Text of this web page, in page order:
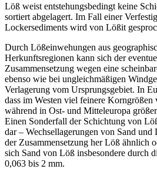
Löß weist entstehungsbedingt keine
sortiert abgelagert. Im Fall einer
Lockersediments wird von Lößit
Durch Lößeinwehungen aus
Herkunftsregionen kann sich der
Zusammensetzung wegen eine
ebenso wie bei ungleichmäßigen
Verlagerung vom Ursprungsgebiet. In
dass im Westen viel feinere Korngrößen
während in Ost- und Mitteleuropa
Einen Sonderfall der Schichtung von
dar – Wechsellagerungen von Sand
der Zusammensetzung her Löß ähnlich
sich Sand von Löß insbesondere durch
0,063 bis 2 mm.